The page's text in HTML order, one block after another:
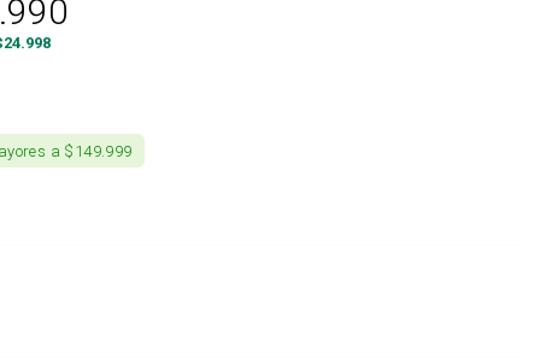
24.998
a $149.999